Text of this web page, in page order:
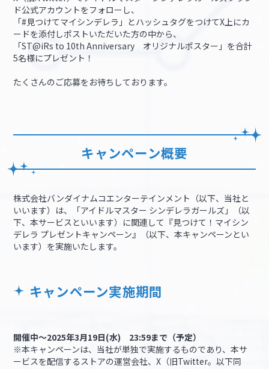
ド公式アカウントをフォローし、
「#見つけてマイシンデレラ」とハッシュタグをつけてX上にカ
ードを添付しポストいただいた方の中から、
「ST@iRs to 10th Anniversary オリジナルポスター」を合計
5名様にプレゼント！
たくさんのご応募をお待ちしております。
キャンペーン概要
株式会社バンダイナムコエンターテインメント（以下、当社と
いいます）は、「アイドルマスター シンデレラガールズ」（以
下、本サービスといいます）に関連して『見つけて！マイシン
デレラ プレゼントキャンペーン』（以下、本キャンペーンとい
います）を実施いたします。
キャンペーン実施期間
開催中～2025年3月19日(水) 23:59まで（予定）
※本キャンペーンは、当社が単独で実施するものであり、本サ
ービスを配信するストアの運営会社、X（旧Twitter。以下同